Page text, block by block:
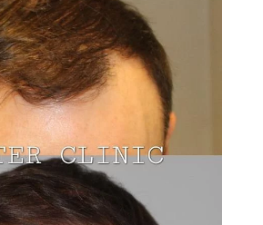
ilterclinic
Nov 6